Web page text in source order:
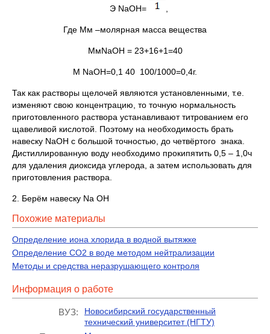
Э NaOH=
Где Мм –молярная масса вещества
МмNaOH = 23+16+1=40
M NaOH=0,1 40 100/1000=0,4г.
Так как растворы щелочей являются установленными, т.е.
изменяют свою концентрацию, то точную нормальность
приготовленного раствора устанавливают титрованием его
щавеливой кислотой. Поэтому на необходимость брать
навеску NaOH с большой точностью, до четвёртого знака.
Дистиллированную воду необходимо прокипятить 0,5 – 1,0ч
для удаления диоксида углерода, а затем использовать для
приготовления раствора.
2. Берём навеску Na OH
Похожие материалы
Определение иона хлорида в водной вытяжке
Определение CO2 в воде методом нейтрализации
Методы и средства неразрушающего контроля
Информация о работе
ВУЗ:
Новосибирский государственный
технический университет (НГТУ)